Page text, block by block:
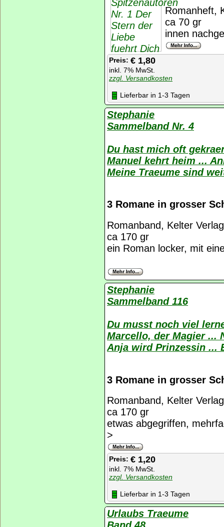
Romanheft,
ca 70 gr
innen
Preis: € 1,80
inkl. 7% MwSt.
zzgl. Versandkosten
Lieferbar in 1-3 Tagen
Stephanie
Sammelband Nr. 4
Du hast mich oft
Manuel kehrt heim ...
Meine Traeume sind
3 Romane in grosser
Romanband, Kelter Verlag
ca 170 gr
ein Roman locker, mit
Stephanie
Sammelband 116
Du musst noch viel
Marcello, der Magier ...
Anja wird Prinzessin ...
3 Romane in grosser
Romanband, Kelter Verlag
ca 170 gr
etwas abgegriffen,
>
Preis: € 1,20
inkl. 7% MwSt.
zzgl. Versandkosten
Lieferbar in 1-3 Tagen
Urlaubs Traeume